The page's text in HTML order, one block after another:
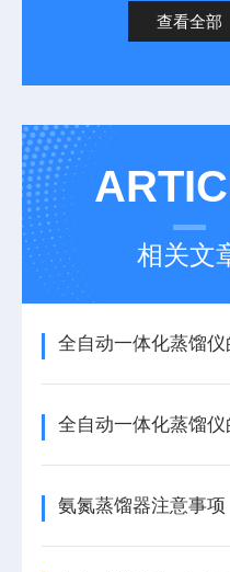
查看全部
相关文
全自动一体化蒸馏
氨氮蒸馏器注意事项